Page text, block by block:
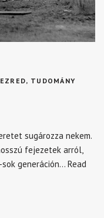
, TUDOMÁNY
sugározza nekem.
fejezetek arról,
generáción… Read